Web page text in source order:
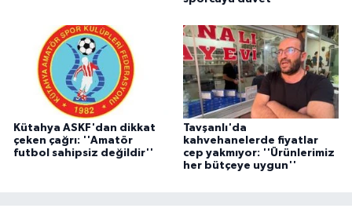
Kütahya ASKF'dan dikkat
çeken çağrı: ''Amatör
futbol sahipsiz değildir''
Tavşanlı'da
kahvehanelerde fiyatlar
cep yakmıyor: ''Ürünlerimiz
her bütçeye uygun''